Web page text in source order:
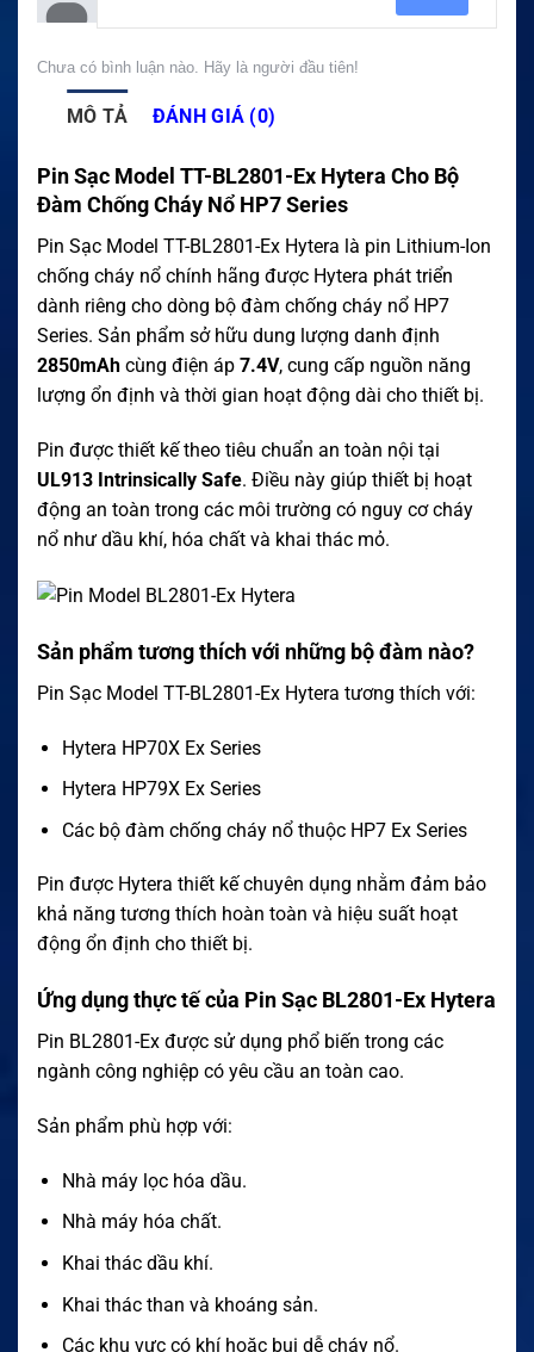
Chưa có bình luận nào. Hãy là người đầu tiên!
MÔ TẢ ĐÁNH GIÁ (0)
Pin Sạc Model TT-BL2801-Ex Hytera Cho Bộ
Đàm Chống Cháy Nổ HP7 Series
Pin Sạc Model TT-BL2801-Ex Hytera là pin Lithium-Ion
chống cháy nổ chính hãng được Hytera phát triển
dành riêng cho dòng bộ đàm chống cháy nổ HP7
Series. Sản phẩm sở hữu dung lượng danh định
2850mAh cùng điện áp 7.4V, cung cấp nguồn năng
lượng ổn định và thời gian hoạt động dài cho thiết bị.
Pin được thiết kế theo tiêu chuẩn an toàn nội tại
UL913 Intrinsically Safe. Điều này giúp thiết bị hoạt
động an toàn trong các môi trường có nguy cơ cháy
nổ như dầu khí, hóa chất và khai thác mỏ.
Sản phẩm tương thích với những bộ đàm nào?
Pin Sạc Model TT-BL2801-Ex Hytera tương thích với:
Hytera HP70X Ex Series
Hytera HP79X Ex Series
Các bộ đàm chống cháy nổ thuộc HP7 Ex Series
Pin được Hytera thiết kế chuyên dụng nhằm đảm bảo
khả năng tương thích hoàn toàn và hiệu suất hoạt
động ổn định cho thiết bị.
Ứng dụng thực tế của Pin Sạc BL2801-Ex Hytera
Pin BL2801-Ex được sử dụng phổ biến trong các
ngành công nghiệp có yêu cầu an toàn cao.
Sản phẩm phù hợp với:
Nhà máy lọc hóa dầu.
Nhà máy hóa chất.
Khai thác dầu khí.
Khai thác than và khoáng sản.
Các khu vực có khí hoặc bụi dễ cháy nổ.